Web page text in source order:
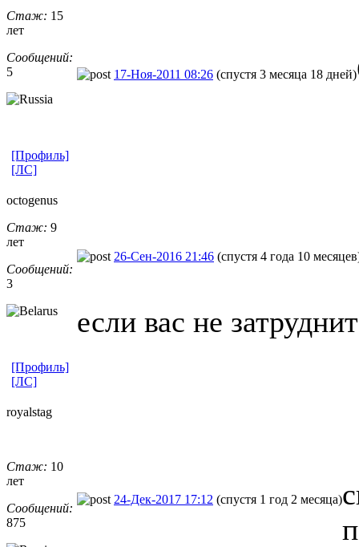
Стаж: 15
лет
Сообщений:
5
17-Ноя-2011 08:26 (спустя 3 месяца 18 дней)
[Профиль]
[ЛС]
octogenus
Стаж: 9
лет
Сообщений:
3
26-Сен-2016 21:46 (спустя 4 года 10
если вас не затруднит
[Профиль]
[ЛС]
royalstag
Стаж: 10
лет
Сообщений:
875
24-Дек-2017 17:12 (спустя 1 год 2 месяца)